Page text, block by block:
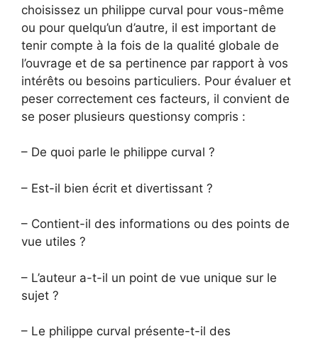
choisissez un philippe curval pour vous-même
ou pour quelqu’un d’autre, il est important de
tenir compte à la fois de la qualité globale de
l’ouvrage et de sa pertinence par rapport à vos
intérêts ou besoins particuliers. Pour évaluer et
peser correctement ces facteurs, il convient de
se poser plusieurs questionsy compris :
– De quoi parle le philippe curval ?
– Est-il bien écrit et divertissant ?
– Contient-il des informations ou des points de
vue utiles ?
– L’auteur a-t-il un point de vue unique sur le
sujet ?
– Le philippe curval présente-t-il des